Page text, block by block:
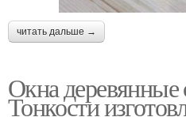
читать дальше →
Окна
Тонкости